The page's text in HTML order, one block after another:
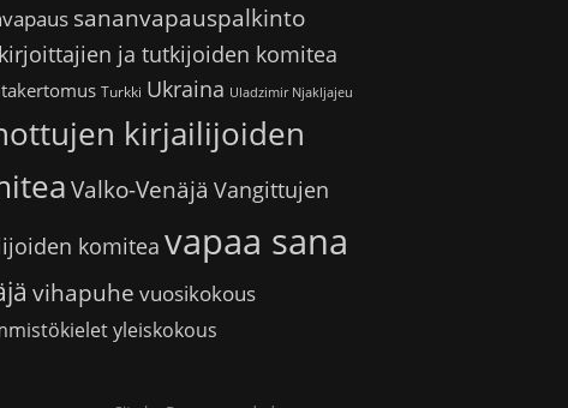
sananvapauspalkinto
ja tutkijoiden komitea
Turkki Ukraina Uladzimir Njakljajeu
kirjailijoiden
Valko-Venäjä Vangittujen
komitea vapaa sana
vihapuhe vuosikokous
yleiskokous